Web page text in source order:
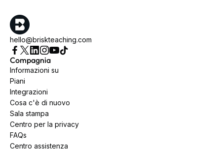
hello@briskteaching.com
Compagnia
Informazioni su
Piani
Integrazioni
Cosa c'è di nuovo
Sala stampa
Centro per la privacy
FAQs
Centro assistenza